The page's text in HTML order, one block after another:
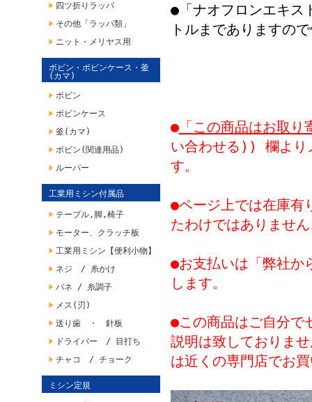
四ツ折りラッパ
その他「ラッパ類」
ニット・メリヤス用
ボビン・ボビンケース・釜
(カマ)
ボビン
ボビンケース
釜(カマ)
ボビン(関連用品)
ルーパー
工業用ミシン付属品
テーブル,脚,椅子
モーター、クラッチ板
工業用ミシン【便利小物】
ネジ / 糸かけ
バネ / 糸調子
メス(刃)
送り歯 ・ 針板
ドライバー / 目打ち
チャコ / チョーク
ミシン定規
●「ナオフロンエキ
トルまでありますの
● 「この商品はお取
い合わせる)) 欄より
す。
●ページ上では在庫有
たわけではありませ
●お支払いは「弊社か
します。
●この商品はご自分で
説明は致しておりま
は近くの専門店でお